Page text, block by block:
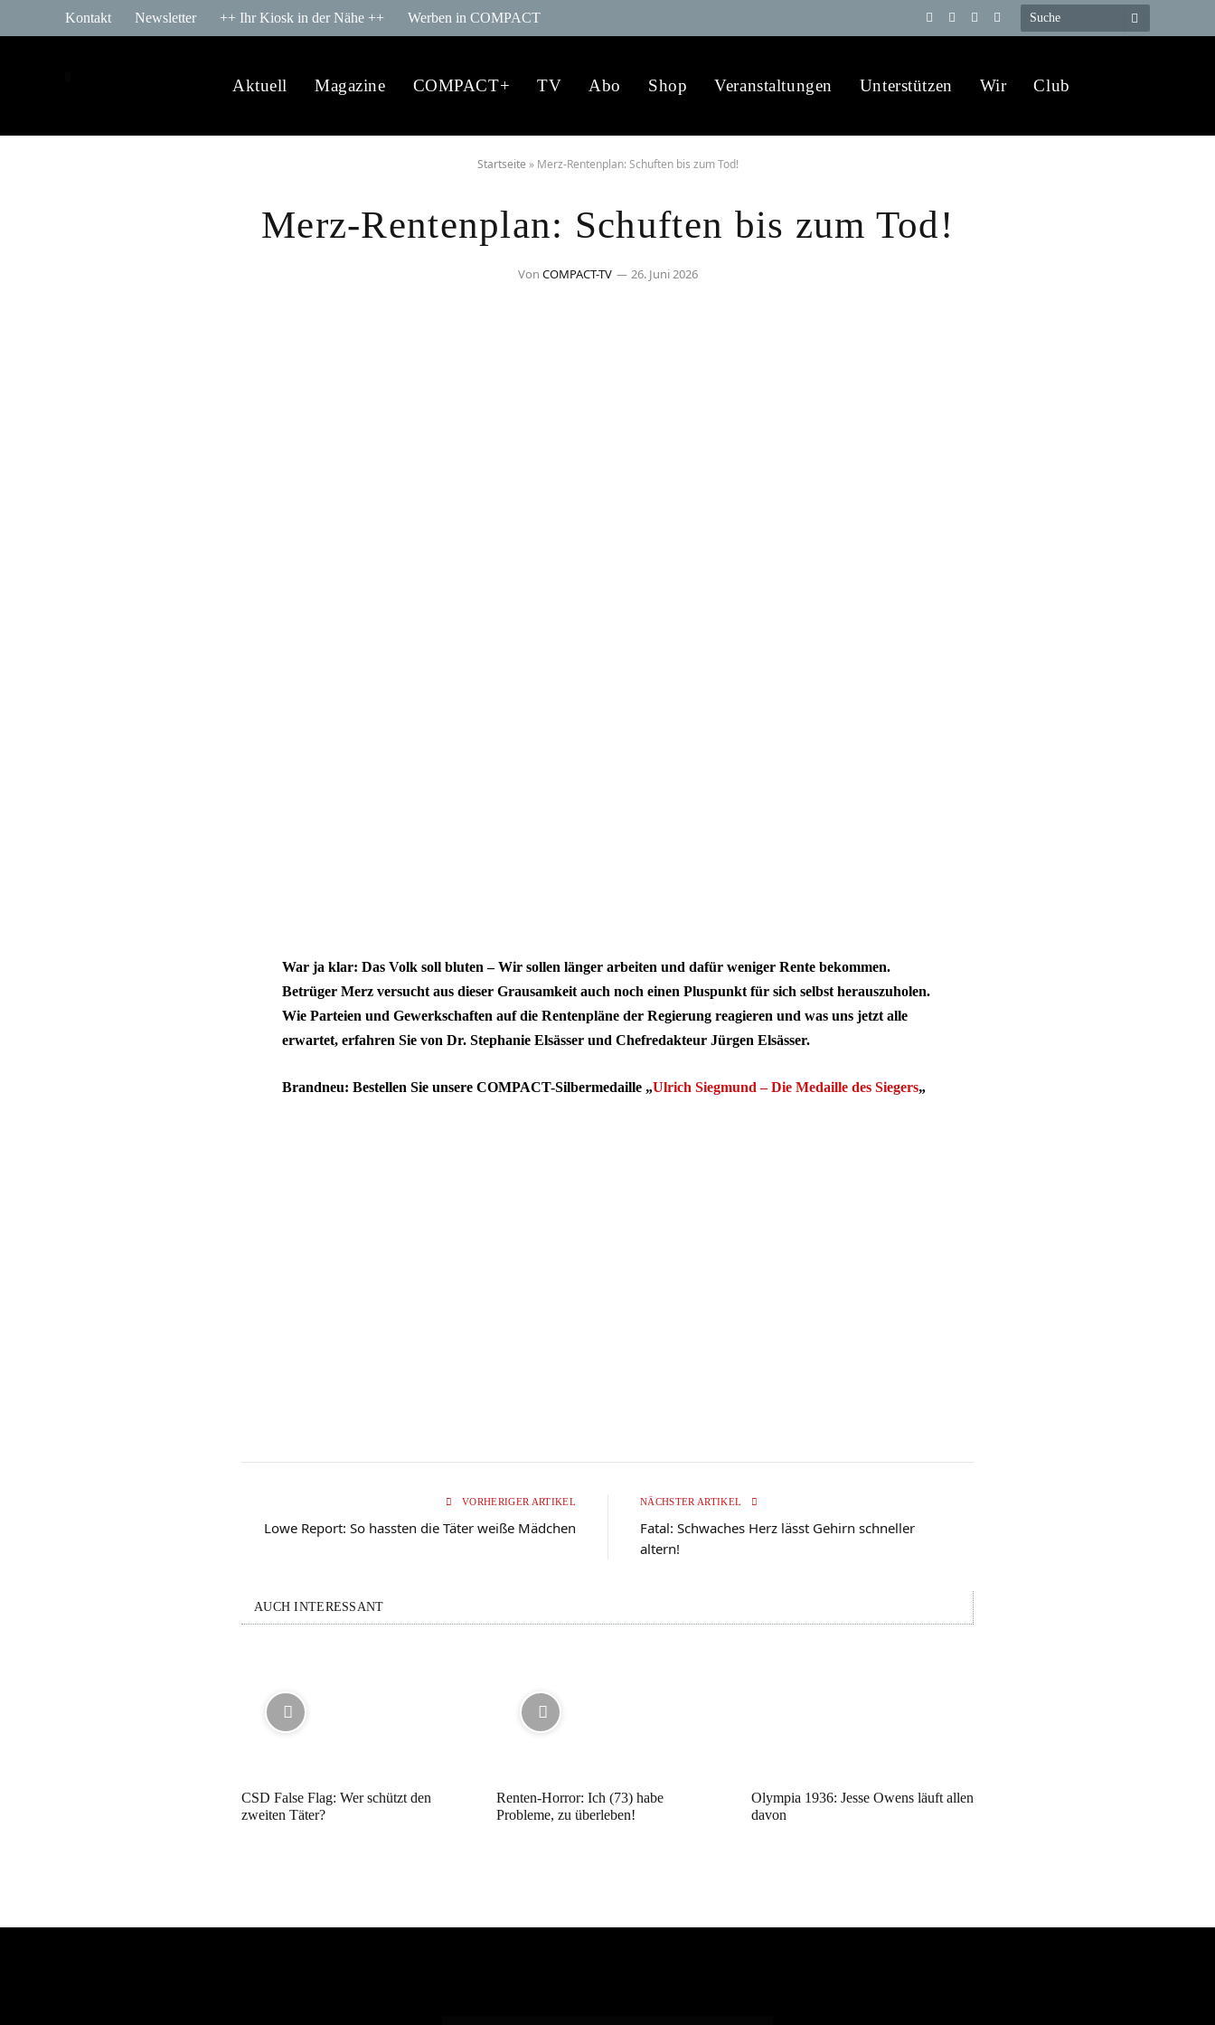
Kontakt Newsletter ++ Ihr Kiosk in der Nähe ++ Werben in COMPACT
Telegram
YouTube
X
WhatsApp
Aktuell Magazine COMPACT+ TV Abo Shop Veranstaltungen Unterstützen Wir Club
Startseite » Merz-Rentenplan: Schuften bis zum Tod!
Merz-Rentenplan: Schuften bis zum Tod!
Von COMPACT-TV 26. Juni 2026
War ja klar: Das Volk soll bluten – Wir sollen länger arbeiten und dafür weniger Rente bekommen.
Betrüger Merz versucht aus dieser Grausamkeit auch noch einen Pluspunkt für sich selbst herauszuholen.
Wie Parteien und Gewerkschaften auf die Rentenpläne der Regierung reagieren und was uns jetzt alle
erwartet, erfahren Sie von Dr. Stephanie Elsässer und Chefredakteur Jürgen Elsässer.
Brandneu: Bestellen Sie unsere COMPACT-Silbermedaille „Ulrich Siegmund – Die Medaille des Siegers„
VORHERIGER ARTIKEL
Lowe Report: So hassten die Täter weiße Mädchen
NÄCHSTER ARTIKEL
Fatal: Schwaches Herz lässt Gehirn schneller
altern!
AUCH INTERESSANT
CSD False Flag: Wer schützt den
zweiten Täter?
Renten-Horror: Ich (73) habe
Probleme, zu überleben!
Olympia 1936: Jesse Owens läuft allen
davon